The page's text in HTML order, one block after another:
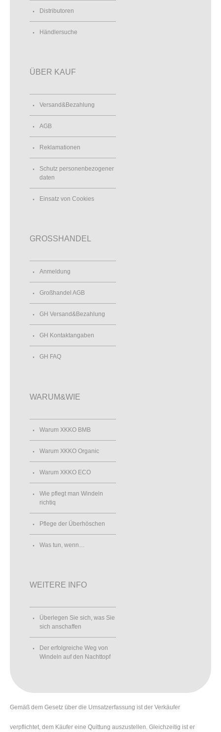
Distributoren
Händlersuche
ÜBER KAUF
Versand&Bezahlung
AGB
Reklamationen
Schutz personenbezogener
daten
Einsatz von Cookies
GROSSHANDEL
Anmeldung
Großhandel AGB
GH Versand&Bezahlung
GH Kontaktangaben
GH FAQ
WARUM&WIE
Warum XKKO BMB
Warum XKKO Organic
Warum XKKO ECO
Wie pflegt man Windeln
richtiq
Pflege der Überhöschen
Was tun, wenn…
WEITERE INFO
Überlegen Sie sich, was Sie
sich anschaffen
Der erfolgreiche Weg von
Windeln auf den Nachttopf
Gemäß dem Gesetz über die Umsatzerfassung ist der Verkäufer
verpflichtet, dem Käufer eine Quittung auszustellen. Gleichzeitig ist er